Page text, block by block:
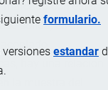
formulario.
estandar
con éster
sólida, es un
hay una relación
la muestra del